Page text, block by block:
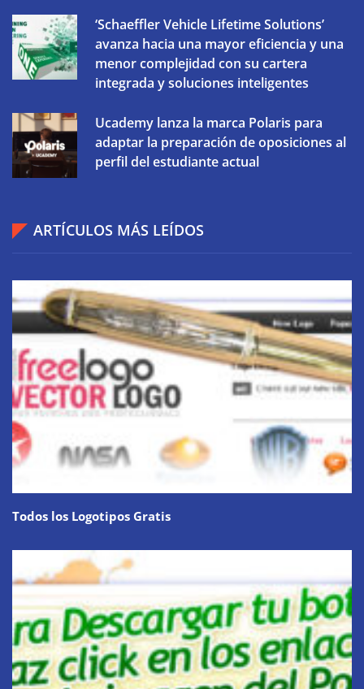
‘Schaeffler Vehicle Lifetime Solutions’
avanza hacia una mayor eficiencia y una
menor complejidad con su cartera
integrada y soluciones inteligentes
Ucademy lanza la marca Polaris para
adaptar la preparación de oposiciones al
perfil del estudiante actual
ARTÍCULOS MÁS LEÍDOS
Todos los Logotipos Gratis